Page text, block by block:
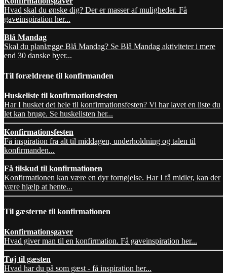
Hvad skal du ønske dig? Der er masser af muligheder. Få
gaveinspiration her...
Blå Mandag
Skal du planlægge Blå Mandag? Se Blå Mandag aktiviteter i mere
end 30 danske byer...
Til forældrene til konfirmanden
Huskeliste til konfirmationsfesten
Har I husket det hele til konfirmationsfesten? Vi har lavet en liste du
let kan bruge. Se huskelisten her...
Konfirmationsfesten
Få inspiration fra alt til middagen, underholdning og talen til
konfirmanden...
Få tilskud til konfirmationen
Konfirmationen kan være en dyr fornøjelse. Har I få midler, kan der
være hjælp at hente...
Til gæsterne til konfirmationen
Konfirmationsgaver
Hvad giver man til en konfirmation. Få gaveinspiration her...
Tøj til gæsten
Hvad har du på som gæst - få inspiration her...